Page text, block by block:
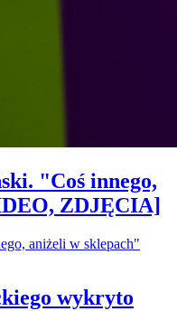
"Coś innego,
ZDJĘCIA]
wykryto